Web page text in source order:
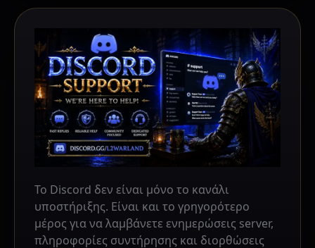
Το Discord δεν είναι μόνο το κανάλι
υποστήριξης. Είναι και το γρηγορότερο
μέρος για να λαμβάνετε ενημερώσεις server,
πληροφορίες συντήρησης και διορθώσεις